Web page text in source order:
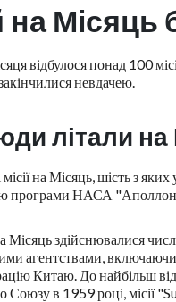
на
відбулося понад 100
невдачею.
літали
місії на Місяць, шість з
програми НАСА
здійснювалися
агентствами,
Китаю. До найбільш
в 1959 році, місії